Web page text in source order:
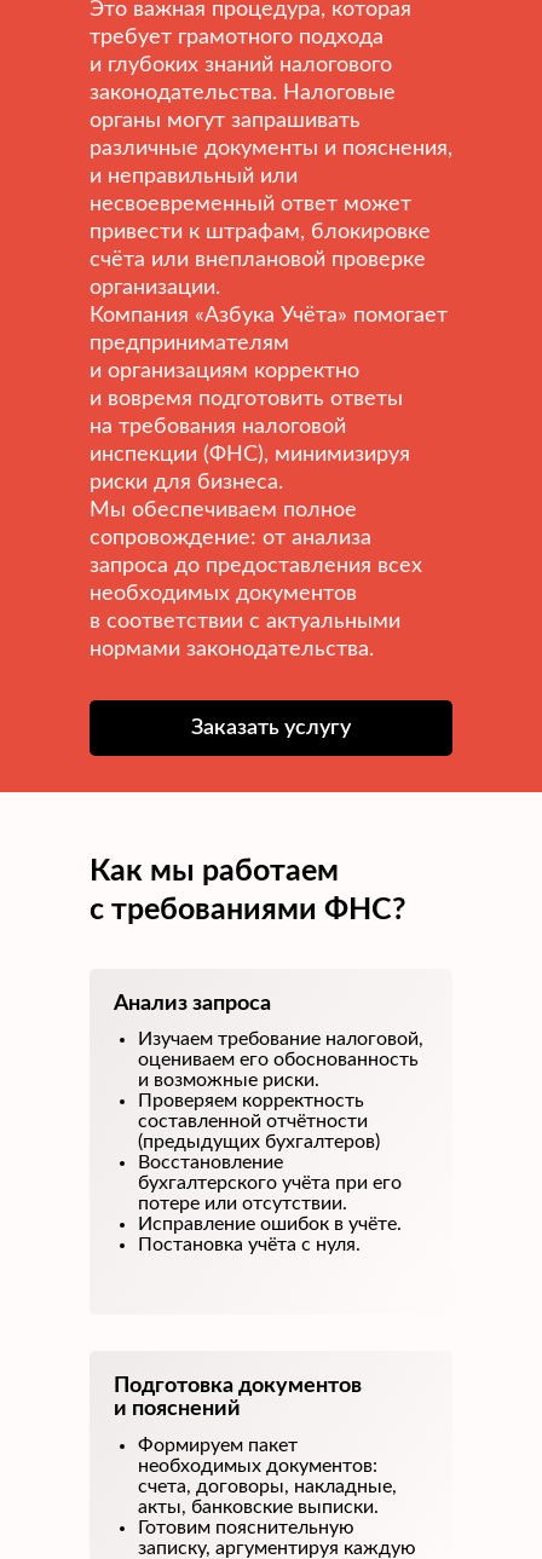
Это важная процедура, которая
требует грамотного подхода
и глубоких знаний налогового
законодательства. Налоговые
органы могут запрашивать
различные документы и пояснения,
и неправильный или
несвоевременный ответ может
привести к штрафам, блокировке
счёта или внеплановой проверке
организации.
Компания «Азбука Учёта» помогает
предпринимателям
и организациям корректно
и вовремя подготовить ответы
на требования налоговой
инспекции (ФНС), минимизируя
риски для бизнеса.
Мы обеспечиваем полное
сопровождение: от анализа
запроса до предоставления всех
необходимых документов
в соответствии с актуальными
нормами законодательства.
Заказать услугу
Как мы работаем
с требованиями ФНС?
Изучаем требование налоговой,
оцениваем его обоснованность
и возможные риски.
Проверяем корректность
составленной отчётности
(предыдущих бухгалтеров)
Восстановление
бухгалтерского учёта при его
потере или отсутствии.
Исправление ошибок в учёте.
Постановка учёта с нуля.
Анализ запроса
Формируем пакет
необходимых документов:
счета, договоры, накладные,
акты, банковские выписки.
Готовим пояснительную
записку, аргументируя каждую
Подготовка документов
и пояснений